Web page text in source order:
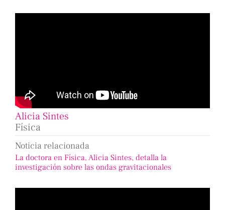
Alicia Sintes
Física
Noticia relacionada
La doctora en Física, Alicia Sintes, detalla la
investigación sobre las ondas gravitacionales